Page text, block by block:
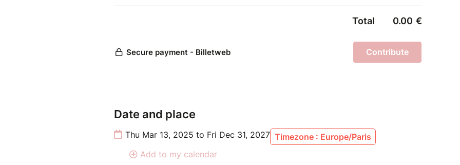
A noter qu'en passant par la billetterie un petit pourcentage reste pour la
billetterie. Vous pouvez soit passer par ce lien, soit faire un paylib au
Date and place
Thu Mar 13, 2025 to Fri Dec 31, 2027 Timezone : Europe/Paris
Add to my calendar